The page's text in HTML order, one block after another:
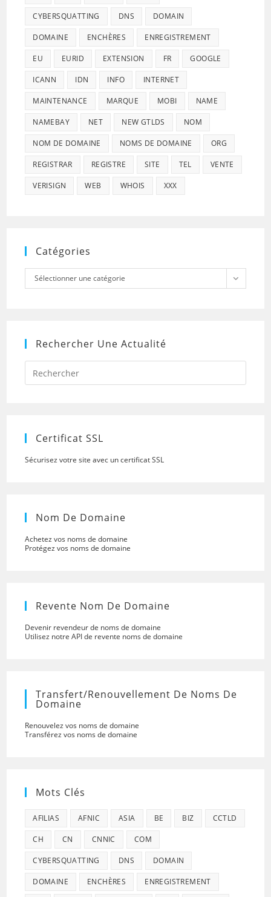
CYBERSQUATTING DNS DOMAIN
DOMAINE ENCHÈRES ENREGISTREMENT
EU EURID EXTENSION FR GOOGLE
ICANN IDN INFO INTERNET
MAINTENANCE MARQUE MOBI NAME
NAMEBAY NET NEW GTLDS NOM
NOM DE DOMAINE NOMS DE DOMAINE ORG
REGISTRAR REGISTRE SITE TEL VENTE
VERISIGN WEB WHOIS XXX
Catégories
Catégories
Sélectionner une catégorie
Rechercher Une Actualité
Press
to
Certificat SSL
Sécurisez votre site avec un certificat SSL
Nom De Domaine
Achetez vos noms de domaine
Protégez vos noms de domaine
Revente Nom De Domaine
Devenir revendeur de noms de domaine
Utilisez notre API de revente noms de domaine
Transfert/renouvellement De Noms De
Domaine
Renouvelez vos noms de domaine
Transférez vos noms de domaine
Mots Clés
AFILIAS AFNIC ASIA BE BIZ CCTLD
CH CN CNNIC COM
CYBERSQUATTING DNS DOMAIN
DOMAINE ENCHÈRES ENREGISTREMENT